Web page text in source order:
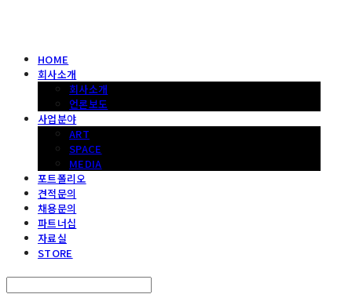
HOME
회사소개
회사소개
언론보도
사업분야
ART
SPACE
MEDIA
포트폴리오
견적문의
채용문의
파트너십
자료실
STORE